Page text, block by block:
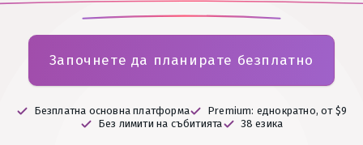
Започнете да планирате безплатно
Безплатна основна платформа
Premium: еднократно, от $9
Без лимити на събитията
38 езика